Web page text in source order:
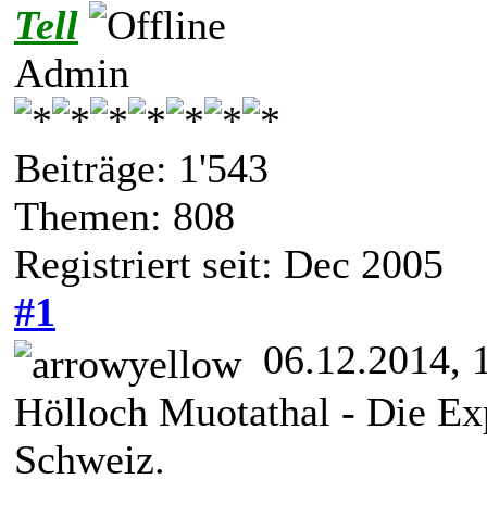
Tell
Admin
Beiträge: 1'543
Themen: 808
Registriert seit: Dec 2005
#1
06.12.2014,
Hölloch Muotathal - Die
Schweiz.